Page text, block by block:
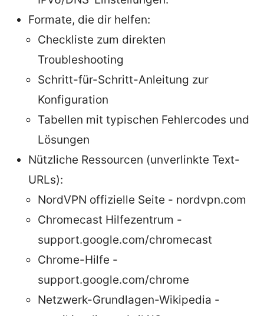
Formate, die dir helfen:
Checkliste zum direkten
Troubleshooting
Schritt-für-Schritt-Anleitung zur
Konfiguration
Tabellen mit typischen Fehlercodes und
Lösungen
Nützliche Ressourcen (unverlinkte Text-
URLs):
NordVPN offizielle Seite - nordvpn.com
Chromecast Hilfezentrum -
support.google.com/chromecast
Chrome-Hilfe -
support.google.com/chrome
Netzwerk-Grundlagen-Wikipedia -